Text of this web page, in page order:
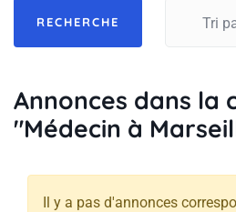
Annonces dans la
"Médecin à
Il y a pas d'annonces